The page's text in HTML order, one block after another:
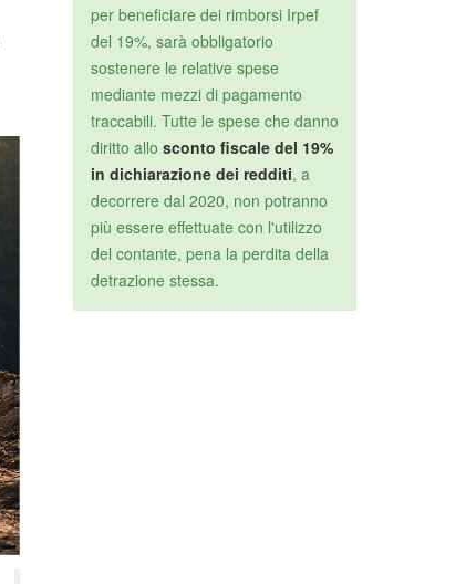
per beneficiare dei rimborsi Irpef
del 19%, sarà obbligatorio
sostenere le relative spese
mediante mezzi di pagamento
traccabili. Tutte le spese che danno
diritto allo sconto fiscale del 19%
in dichiarazione dei redditi, a
decorrere dal 2020, non potranno
più essere effettuate con l'utilizzo
del contante, pena la perdita della
detrazione stessa.